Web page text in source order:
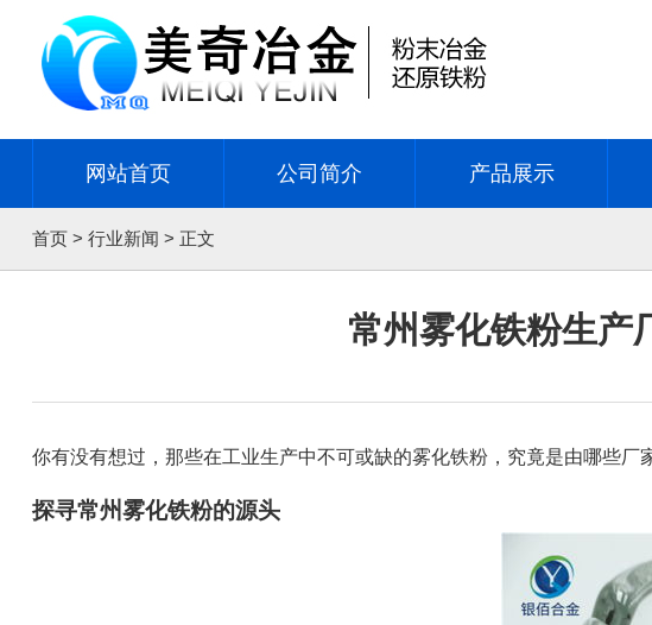
网站首页 公司简介 产品展示
首页> 行业新闻 > 正文
常州雾化铁粉生产
你有没有想过，那些在工业生产中不可或缺的雾化铁粉，究竟是由哪些
探寻常州雾化铁粉的源头